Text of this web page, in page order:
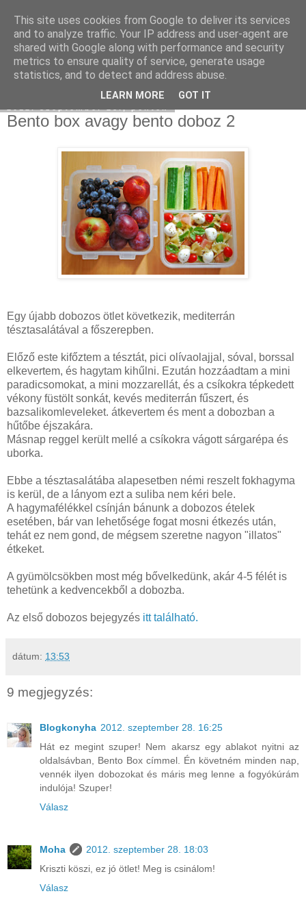
Moha Konyha
Bento box avagy bento doboz 2
Egy újabb dobozos ötlet következik, mediterrán
tésztasalátával a főszerepben.
Előző este kifőztem a tésztát, pici olívaolajjal, sóval, borssal
elkevertem, és hagytam kihűlni. Ezután hozzáadtam a mini
paradicsomokat, a mini mozzarellát, és a csíkokra tépkedett
vékony füstölt sonkát, kevés mediterrán fűszert, és
bazsalikomleveleket. átkevertem és ment a dobozban a
hűtőbe éjszakára.
Másnap reggel került mellé a csíkokra vágott sárgarépa és
uborka.
Ebbe a tésztasalátába alapesetben némi reszelt fokhagyma
is kerül, de a lányom ezt a suliba nem kéri bele.
A hagymafélékkel csínján bánunk a dobozos ételek
esetében, bár van lehetősége fogat mosni étkezés után,
tehát ez nem gond, de mégsem szeretne nagyon "illatos"
étkeket.
A gyümölcsökben most még bővelkedünk, akár 4-5 félét is
tehetünk a kedvencekből a dobozba.
Az első dobozos bejegyzés itt található.
dátum: 13:53
9 megjegyzés:
Blogkonyha 2012. szeptember 28. 16:25
Hát ez megint szuper! Nem akarsz egy ablakot nyitni az
oldalsávban, Bento Box címmel. Én követném minden nap,
vennék ilyen dobozokat és máris meg lenne a fogyókúrám
indulója! Szuper!
Válasz
Moha
2012. szeptember 28. 18:03
Kriszti köszi, ez jó ötlet! Meg is csinálom!
Válasz
This site uses cookies from Google to deliver its services
and to analyze traffic. Your IP address and user-agent are
shared with Google along with performance and security
metrics to ensure quality of service, generate usage
statistics, and to detect and address abuse.
LEARN MORE GOT IT